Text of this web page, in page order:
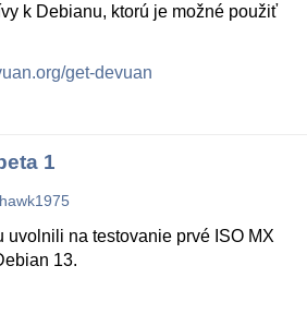
k Debianu, ktorú je možné použiť
get-devuan
1
uvolnili na testovanie prvé ISO MX
13.